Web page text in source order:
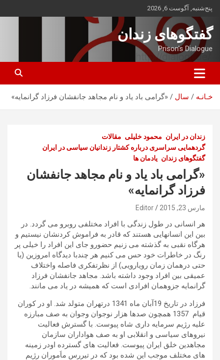
محتوا
بروید
پنج‌شنبه, آگوست 6, 2026
گفتگوهای زندان
Prison's Dialogue
خـانـه سال «گرامی باد یاد و نام مجاهد جانفشان فرزاد گرانمایه»
زندان در ایران محمود خلیلی مقالات
گردهمایی سراسری درباره کشتار زندانیان سیاسی در ایران
گفتگوهای زندان یادمان ها
«گرامی باد یاد و نام مجاهد جانفشان
فرزاد گرانمایه»
مارس 23, 2015 Editor
هر انسانی در طول زندگی با افراد مختلفی روبرو می گردد. در
بین این انسانهایی هستند که قادر به فراموش کردنشان نیستیم و
هرگاه نقبی به گذشته می زنیم حضورو جای این افراد را خیلی پر
رنگ در خاطرات خود حس می کنیم هر چندبا دیدگاه امروزین (یا
حتی درهمان زمان رویارویی) از نظرتفکری فاصله واختلاف
عمیقی بین افراد وجود داشته باشد. مجاهد جانفشان فرزاد
گرانمایه جزوهمان افرادی است که همیشه در یاد می مانند.
فرزاد در تاریخ 19آبان ماه 1341 درتهران متولد شد. او در کوران
قیام 1357 همچون صدها هزار نوجوان وجوان به صف مبارزه
علیه رژیم سرمایه داری شاه پیوست. با گسترش فعالیت
نیروهای سیاسی و انقلابی او به صف هواداران سازمان
مجاهدین خلق ایران پیوست. فعالیت های گسترده اودر زمینه
های مختلف موجب این شده بود که در تیررس ماَموران رژیم